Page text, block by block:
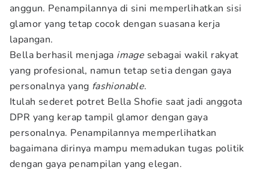
anggun. Penampilannya di sini memperlihatkan sisi
glamor yang tetap cocok dengan suasana kerja
lapangan.
Bella berhasil menjaga image sebagai wakil rakyat
yang profesional, namun tetap setia dengan gaya
personalnya yang fashionable.
Itulah sederet potret Bella Shofie saat jadi anggota
DPR yang kerap tampil glamor dengan gaya
personalnya. Penampilannya memperlihatkan
bagaimana dirinya mampu memadukan tugas politik
dengan gaya penampilan yang elegan.